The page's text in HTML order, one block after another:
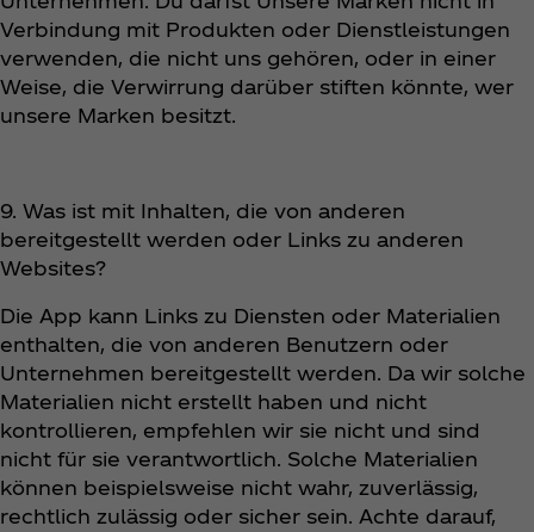
Verbindung mit Produkten oder Dienstleistungen
verwenden, die nicht uns gehören, oder in einer
Weise, die Verwirrung darüber stiften könnte, wer
unsere Marken besitzt.
9. Was ist mit Inhalten, die von anderen
bereitgestellt werden oder Links zu anderen
Websites?
Die App kann Links zu Diensten oder Materialien
enthalten, die von anderen Benutzern oder
Unternehmen bereitgestellt werden. Da wir solche
Materialien nicht erstellt haben und nicht
kontrollieren, empfehlen wir sie nicht und sind
nicht für sie verantwortlich. Solche Materialien
können beispielsweise nicht wahr, zuverlässig,
rechtlich zulässig oder sicher sein. Achte darauf,